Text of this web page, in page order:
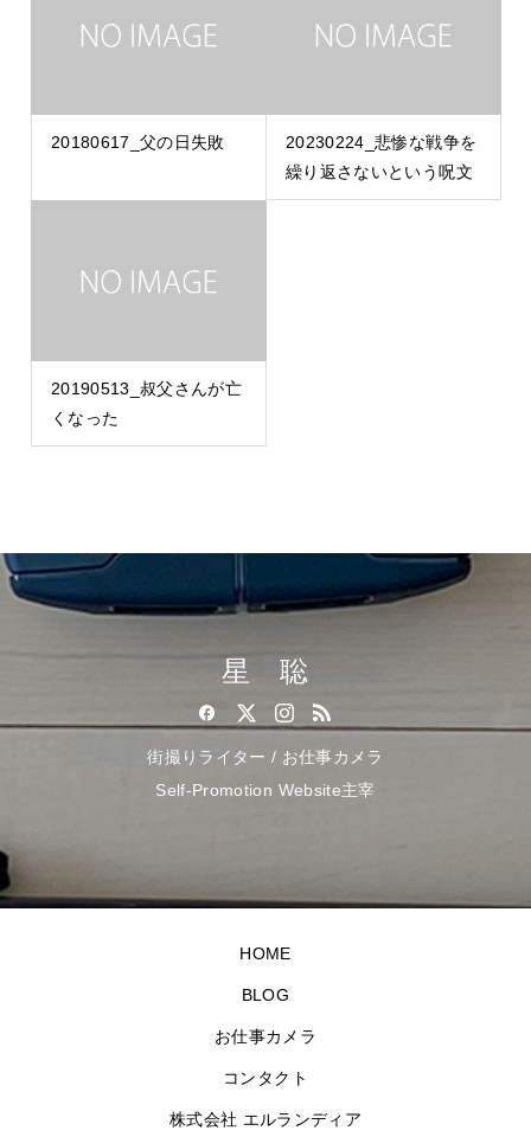
20180617_父の日失敗
20230224_悲惨な戦争を
繰り返さないという呪文
20190513_叔父さんが亡
くなった
星 聡
街撮りライター / お仕事カメラ
Self-Promotion Website主宰
HOME
BLOG
お仕事カメラ
コンタクト
株式会社 エルランディア